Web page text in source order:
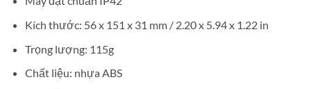
Kích thước: 56 x 151 x 31 mm / 2.20 x 5.94 x 1.22 in
Trọng lượng: 115g
Chất liệu: nhựa ABS